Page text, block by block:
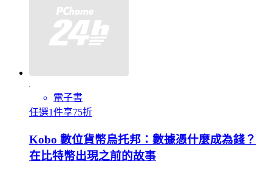
電子書
任選1件享75折
Kobo 數位貨幣烏托邦：數據憑什麼成為錢？
在比特幣出現之前的故事